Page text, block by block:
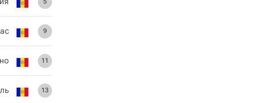
9
11
13